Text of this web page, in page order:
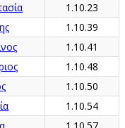
1.10.23
1.10.39
1.10.41
1.10.48
1.10.50
1.10.54